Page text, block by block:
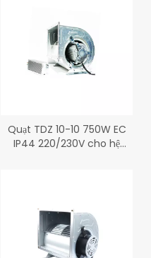
Quạt TDZ 10-10 750W EC
IP44 220/230V cho hệ